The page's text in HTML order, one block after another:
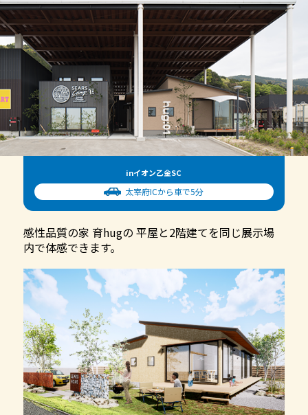
inイオン乙金SC
太宰府ICから車で5分
感性品質の家 育hugの 平屋と2階建てを同じ展示場
内で体感できます。